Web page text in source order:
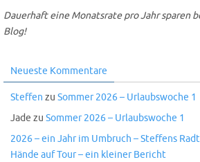
Dauerhaft eine Monatsrate pro Jahr sparen
Blog!
Neueste Kommentare
Steffen zu Sommer 2026 – Urlaubswoche 1
Jade zu Sommer 2026 – Urlaubswoche 1
2026 – ein Jahr im Umbruch – Steffens
Hände auf Tour – ein kleiner Bericht